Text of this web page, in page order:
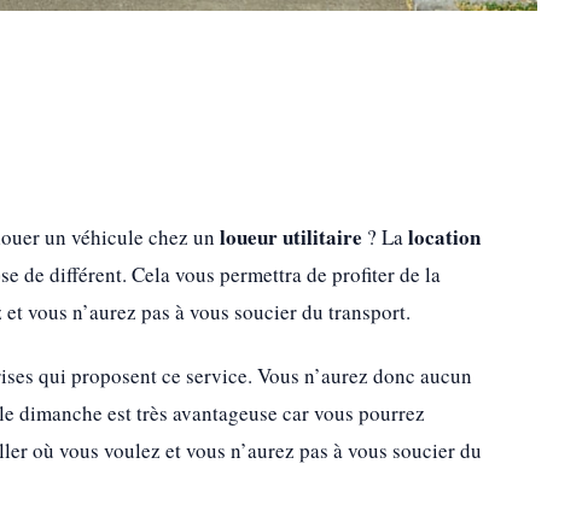
un véhicule chez un loueur utilitaire ? Lalocation
de différent. Cela vous permettra de profiter de la
vous n’aurez pas à vous soucier du transport.
qui proposent ce service. Vous n’aurez donc aucun
est très avantageuse car vous pourrez
où vous voulez et vous n’aurez pas à vous soucier du